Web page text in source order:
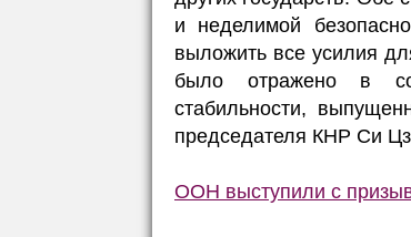
и неделимой
выложить все усилия
было отражено в
стабильности,
председателя КНР Си
ООН выступили с